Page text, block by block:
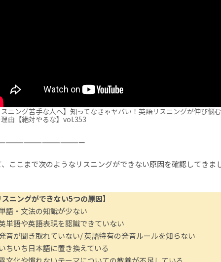
ニング苦手な人へ】知ってなきゃヤバい！英語リスニングが伸び悩
由【絶対やるな】vol.353
ここまで次のようなリスニングができない原因を確認してきま
ニングができない5つの原因】
語・文法の知識が少ない
単語や英語表現を認識できていない
音が聞き取れていない/ 英語特有の発音ルールを知らない
ちいち日本語に置き換えている